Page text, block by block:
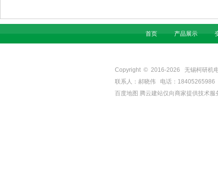
首页 产品展示
Copyright © 2016-2026
无锡柯研机
联系人：郝晓伟 电话：
百度地图 腾云建站仅向商家提供技术服